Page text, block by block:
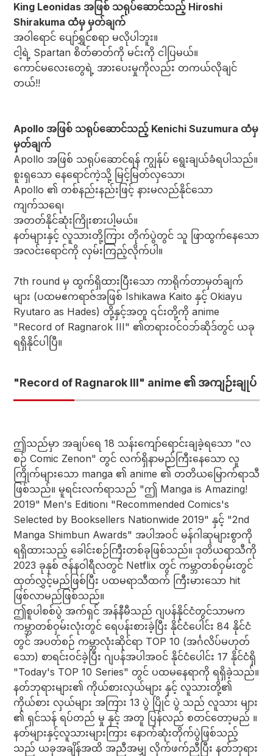
King Leonidas အဖြစ် သရုပ်ဆောင်သည့် Hiroshi
Shirakuma ထံမှ မှတ်ချက်
အဝါရောင် ပျော်ရွှင်စရာ မလိုပါဘူး။
ငါ့ရဲ့ Spartan စိတ်ဓာတ်ကို မင်းကို ငါပြမယ်။
ကောင်မလေးတွေရဲ့ အားပေးမှုကိုလည်း တကယ်လိုချင်
တယ်!!
Apollo အဖြစ် သရုပ်ဆောင်သည့် Kenichi Suzumura ထံမှ
မှတ်ချက်
Apollo အဖြစ် သရုပ်ဆောင်ရန် ကျွန်ုပ် ရွေးချယ်ခံရပါသည်။
စူးရှသော နေရောင်ကဲ့သို့ မြင့်မြတ်လှသော၊
Apollo ၏ တစ်နည်းနည်းဖြင့် နားမလည်နိုင်သော
ကျက်သရေ၊
အတတ်နိုင်ဆုံးကြိုးစားပါ့မယ်။
နတ်များနှင့် လူသားတို့ကြား တိုက်ပွဲတွင် သူ ဖြာထွက်နေသော
အလင်းရောင်ကို လှမ်းကြည့်လိုက်ပါ။
7th round မှ ထွက်ရှိထားပြီးသော ကာရိုက်တာမှတ်ချက်
များ (ပထမဧကရာဇ်အဖြစ် Ishikawa Kaito နှင့် Okiayu
Ryutaro as Hades) တို့နှင့်အတူ ၎င်းတို့ကို anime
"Record of Ragnarok III" ၏တရားဝင်ဝဘ်ဆိုဒ်တွင် ယခု
ရရှိနိုင်ပါပြီ။
"Record of Ragnarok III" anime ၏ အကျဉ်းချုပ်
ဤသည်မှာ အချပ်ရေ 18 သန်းကျော်ရောင်းချခဲ့ရသော "လ
စဉ် Comic Zenon" တွင် လက်ရှိနာမည်ကြီးနေသော လူ
ကြိုက်များသော manga ၏ anime ၏ တတိယမြောက်ရာသီ
ဖြစ်သည်။ မူရင်းလက်ရာသည် "ဤ Manga is Amazing!
2019" Men's Edition၊ "Recommended Comics's
Selected by Booksellers Nationwide 2019" နှင့် "2nd
Manga Shimbun Awards" အပါအဝင် မန်ဂါဆုများစွာကို
ရရှိထားသည့် ခေါင်းစဉ်ကြီးတစ်ခုဖြစ်သည်။ ဒုတိယရာသီကို
2023 ခုနှစ် ဇန်နဝါရီလတွင် Netflix တွင် ကမ္ဘာတစ်ဝှမ်းတွင်
ထုတ်လွှင့်မည်ဖြစ်ပြီး ပထမရာသီထက် ကြီးမားသော hit
ဖြစ်လာမည်ဖြစ်သည်။
ဤစူပါစစ်ပွဲ အက်ရှင် အန်နီမီသည် ဂျပန်နိုင်ငံတွင်သာမက
ကမ္ဘာတစ်ဝှမ်းလုံးတွင် ရေပန်းစားခဲ့ပြီး နိုင်ငံပေါင်း 84 နိုင်ငံ
တွင် အပတ်စဉ် ကမ္ဘာလုံးဆိုင်ရာ TOP 10 (အင်္ဂလိပ်မဟုတ်
သော) စာရင်းဝင်ခဲ့ပြီး ဂျပန်အပါအဝင် နိုင်ငံပေါင်း 17 နိုင်ငံရှိ
"Today's TOP 10 Series" တွင် ပထမနေရာကို ရရှိခဲ့သည်။
နတ်ဘုရားများ၏ ကိုယ်စားလှယ်များ နှင့် လူသားတို့၏
ကိုယ်စား လှယ်များ အကြား 13 ပွဲ ပြိုင် ပွဲ သည် လူသား များ
၏ ရှင်သန် ရပ်တည် မှု နှင့် အတူ ပြန်လည် စတင်တော့မည် ။
နတ်များနှင့်လူသားများကြား နောက်ဆုံးတိုက်ပွဲဖြစ်သည့်
သည် ယခုအချိန်အထိ အညီအမျှ လိုက်ဖက်ညီပြီး နတ်ဘုရား